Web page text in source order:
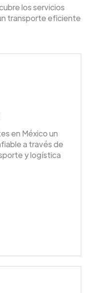
los servicios
transporte eficiente
en México un
a través de
y logística